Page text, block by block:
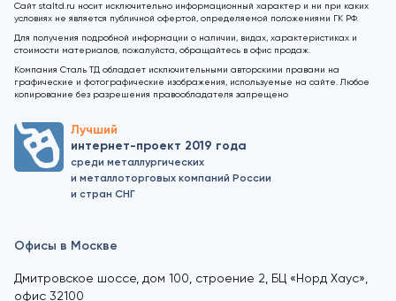
Сайт staltd.ru носит исключительно информационный характер и ни при каких
условиях не является публичной офертой, определяемой положениями ГК РФ.
Для получения подробной информации о наличии, видах, характеристиках и
стоимости материалов, пожалуйста, обращайтесь в офис продаж.
Компания Сталь ТД обладает исключительными авторскими правами на
графические и фотографические изображения, используемые на сайте. Любое
копирование без разрешения правообладателя запрещено
Лучший
интернет-проект 2019 года
среди металлургических
и металлоторговых компаний России
и стран СНГ
Офисы в Москве
Дмитровское шоссе, дом 100, строение 2, БЦ «Норд Хаус»,
офис 32100